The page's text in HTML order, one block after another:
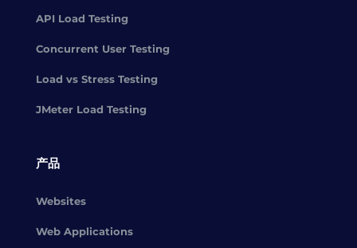
API Load Testing
Concurrent User Testing
Load vs Stress Testing
JMeter Load Testing
产品
Websites
Web Applications